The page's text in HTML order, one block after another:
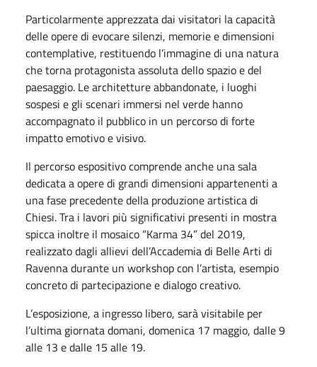
Particolarmente apprezzata dai visitatori la capacità
delle opere di evocare silenzi, memorie e dimensioni
contemplative, restituendo l’immagine di una natura
che torna protagonista assoluta dello spazio e del
paesaggio. Le architetture abbandonate, i luoghi
sospesi e gli scenari immersi nel verde hanno
accompagnato il pubblico in un percorso di forte
impatto emotivo e visivo.
Il percorso espositivo comprende anche una sala
dedicata a opere di grandi dimensioni appartenenti a
una fase precedente della produzione artistica di
Chiesi. Tra i lavori più significativi presenti in mostra
spicca inoltre il mosaico “Karma 34” del 2019,
realizzato dagli allievi dell’Accademia di Belle Arti di
Ravenna durante un workshop con l’artista, esempio
concreto di partecipazione e dialogo creativo.
L’esposizione, a ingresso libero, sarà visitabile per
l’ultima giornata domani, domenica 17 maggio, dalle 9
alle 13 e dalle 15 alle 19.